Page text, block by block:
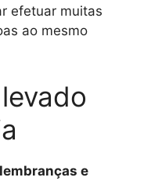
efetuar muitas
ao mesmo
e